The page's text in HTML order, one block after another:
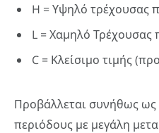
H = Υψηλό τρέχουσας
L = Χαμηλό Τρέχουσας
C = Κλείσιμο τιμής
Προβάλλεται συνήθως ως
περιόδους με μεγάλη